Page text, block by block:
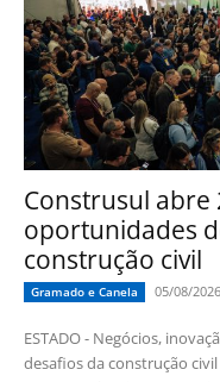
Construsul abre
oportunidades
construção civil
Gramado e Canela 05/08/
ESTADO - Negócios,
desafios da construção